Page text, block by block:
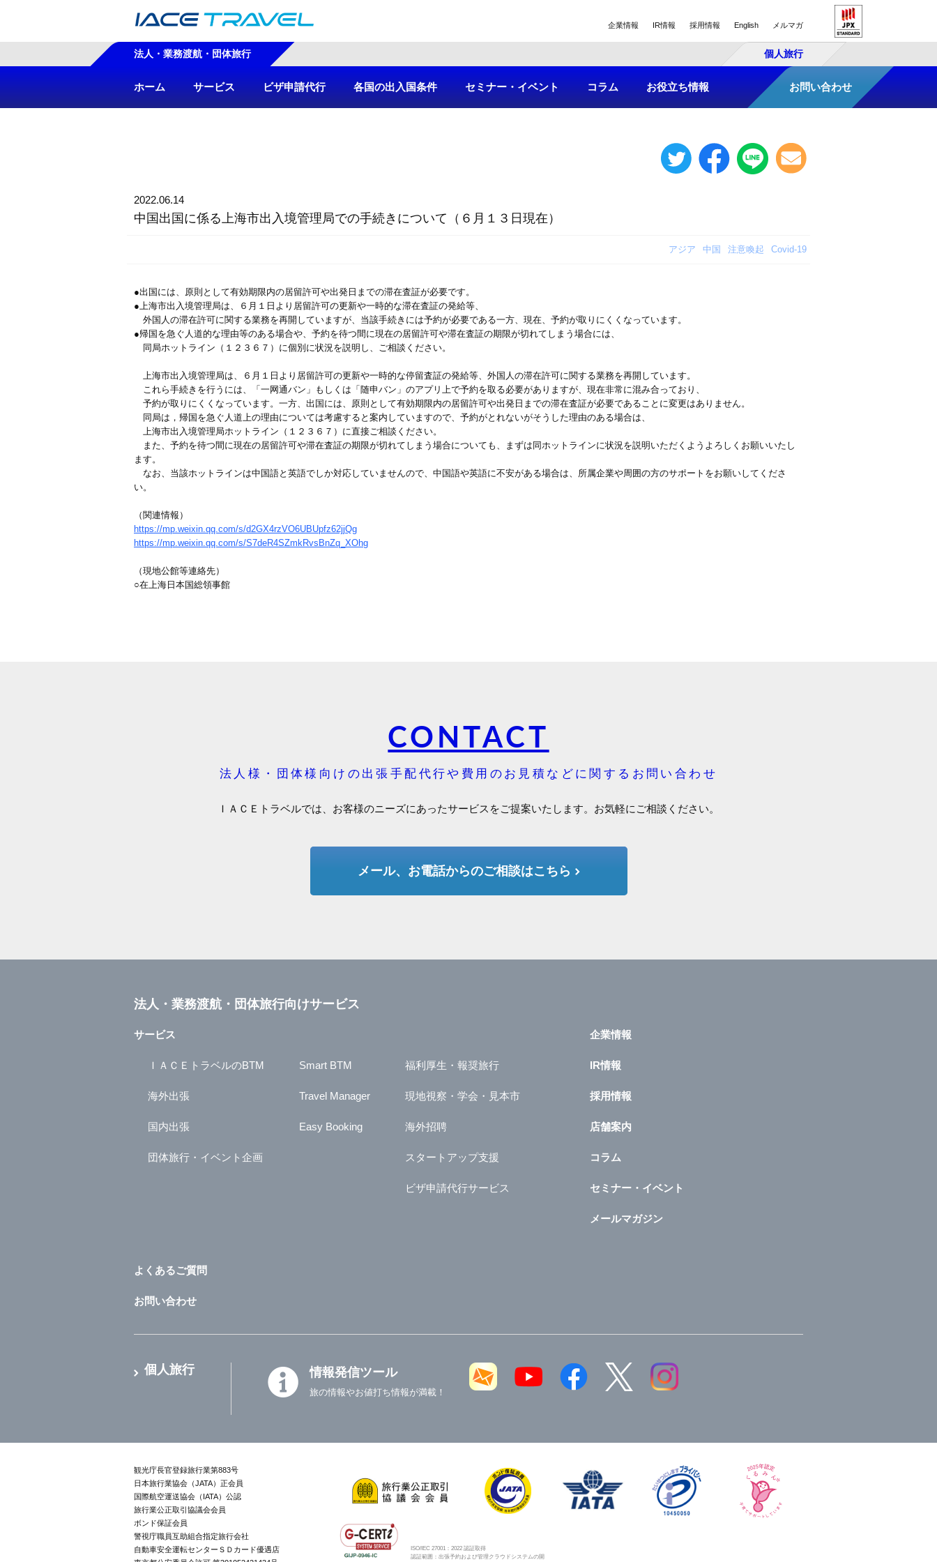
企業情報 IR情報 採用情報 English メルマガ
法人・業務渡航・団体旅行 個人旅行
ホーム サービス ビザ申請代行 各国の出入国条件 セミナー・イベント コラム お役立ち情報 お問い合わせ
2022.06.14
中国出国に係る上海市出入境管理局での手続きについて（６月１３日現在）
アジア 中国 注意喚起 Covid-19
●出国には、原則として有効期限内の居留許可や出発日までの滞在査証が必要です。
●上海市出入境管理局は、６月１日より居留許可の更新や一時的な滞在査証の発給等、
外国人の滞在許可に関する業務を再開していますが、当該手続きには予約が必要である一方、現在、予約が取りにくくなっています。
●帰国を急ぐ人道的な理由等のある場合や、予約を待つ間に現在の居留許可や滞在査証の期限が切れてしまう場合には、
同局ホットライン（１２３６７）に個別に状況を説明し、ご相談ください。
上海市出入境管理局は、６月１日より居留許可の更新や一時的な停留査証の発給等、外国人の滞在許可に関する業務を再開しています。
これら手続きを行うには、「一网通バン」もしくは「随申バン」のアプリ上で予約を取る必要がありますが、現在非常に混み合っており、
予約が取りにくくなっています。一方、出国には、原則として有効期限内の居留許可や出発日までの滞在査証が必要であることに変更はありません。
同局は，帰国を急ぐ人道上の理由については考慮すると案内していますので、予約がとれないがそうした理由のある場合は、
上海市出入境管理局ホットライン（１２３６７）に直接ご相談ください。
また、予約を待つ間に現在の居留許可や滞在査証の期限が切れてしまう場合についても、まずは同ホットラインに状況を説明いただくようよろしくお願いいたし
ます。
なお、当該ホットラインは中国語と英語でしか対応していませんので、中国語や英語に不安がある場合は、所属企業や周囲の方のサポートをお願いしてくださ
い。
（関連情報）
https://mp.weixin.qq.com/s/d2GX4rzVO6UBUpfz62jjQg
https://mp.weixin.qq.com/s/S7deR4SZmkRvsBnZq_XOhg
（現地公館等連絡先）
○在上海日本国総領事館
CONTACT
法人様・団体様向けの出張手配代行や費用のお見積などに関するお問い合わせ
ＩＡＣＥトラベルでは、お客様のニーズにあったサービスをご提案いたします。お気軽にご相談ください。
メール、お電話からのご相談はこちら
法人・業務渡航・団体旅行向けサービス
サービス
ＩＡＣＥトラベルのBTM
海外出張
国内出張
団体旅行・イベント企画
Smart BTM
Travel Manager
Easy Booking
福利厚生・報奨旅行
現地視察・学会・見本市
海外招聘
スタートアップ支援
ビザ申請代行サービス
企業情報
IR情報
採用情報
店舗案内
コラム
セミナー・イベント
メールマガジン
よくあるご質問
お問い合わせ
個人旅行 情報発信ツール
旅の情報やお値打ち情報が満載！
観光庁長官登録旅行業第883号
日本旅行業協会（JATA）正会員
国際航空運送協会（IATA）公認
旅行業公正取引協議会会員
ボンド保証会員
警視庁職員互助組合指定旅行会社
自動車安全運転センターＳＤカード優遇店
ISO/IEC 27001：2022 認証取得
認証範囲：出張予約および管理クラウドシステムの開